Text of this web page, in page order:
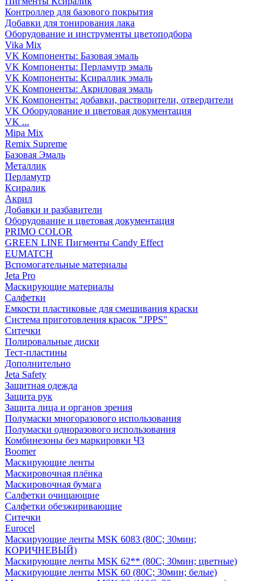
Контроллер для базового покрытия
Добавки для тонирования лака
Оборудование и инструменты цветоподбора
Vika Mix
VK Компоненты: Базовая эмаль
VK Компоненты: Перламутр эмаль
VK Компоненты: Ксираллик эмаль
VK Компоненты: Акриловая эмаль
VK Компоненты: добавки, растворители, отвердители
VK Оборудование и цветовая документация
VK ...
Mipa Mix
Remix Supreme
Базовая Эмаль
Металлик
Перламутр
Ксиралик
Акрил
Добавки и разбавители
Оборудование и цветовая документация
PRIMO COLOR
GREEN LINE Пигменты Candy Effect
EUMATCH
Вспомогательные материалы
Jeta Pro
Маскирующие материалы
Салфетки
Емкости пластиковые для смешивания краски
Система приготовления красок "JPPS"
Ситечки
Полировальные диски
Тест-пластины
Дополнительно
Jeta Safety
Защитная одежда
Защита рук
Защита лица и органов зрения
Полумаски многоразового использования
Полумаски одноразового использования
Комбинезоны без маркировки ЧЗ
Boomer
Маскирующие ленты
Маскировочная плёнка
Маскировочная бумага
Салфетки очищающие
Салфетки обезжиривающие
Ситечки
Euroсel
Маскирующие ленты MSK 6083 (80С; 30мин;
КОРИЧНЕВЫЙ)
Маскирующие ленты MSK 62** (80С; 30мин; цветные)
Маскирующие ленты MSK 60 (80С; 30мин; белые)